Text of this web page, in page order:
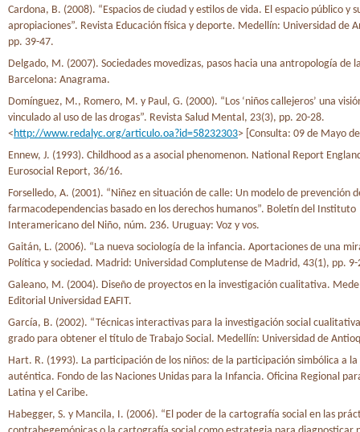
Cardona, B. (2008). “Espacios de ciudad y estilos de vida. El espacio público y
apropiaciones”. Revista Educación física y deporte. Medellín: Universidad de
pp. 39-47.
Delgado, M. (2007). Sociedades movedizas, pasos hacia una antropología de
Barcelona: Anagrama.
Domínguez, M., Romero, M. y Paul, G. (2000). “Los ‘niños callejeros’ una
vinculado al uso de las drogas”. Revista Salud Mental, 23(3), pp. 20-28.
<http://www.redalyc.org/articulo.oa?id=58232303> [Consulta: 09 de Mayo
Ennew, J. (1993). Childhood as a asocial phenomenon. National Report
Eurosocial Report, 36/16.
Forselledo, A. (2001). “Niñez en situación de calle: Un modelo de prevención
farmacodependencias basado en los derechos humanos”. Boletín del Instituto
Interamericano del Niño, núm. 236. Uruguay: Voz y vos.
Gaitán, L. (2006). “La nueva sociología de la infancia. Aportaciones de una
Política y sociedad. Madrid: Universidad Complutense de Madrid, 43(1), pp. 9-
Galeano, M. (2004). Diseño de proyectos en la investigación cualitativa.
Editorial Universidad EAFIT.
García, B. (2002). “Técnicas interactivas para la investigación social
grado para obtener el título de Trabajo Social. Medellín: Universidad de
Hart. R. (1993). La participación de los niños: de la participación simbólica a
auténtica. Fondo de las Naciones Unidas para la Infancia. Oficina Regional
Latina y el Caribe.
Habegger, S. y Mancila, I. (2006). “El poder de la cartografía social en las